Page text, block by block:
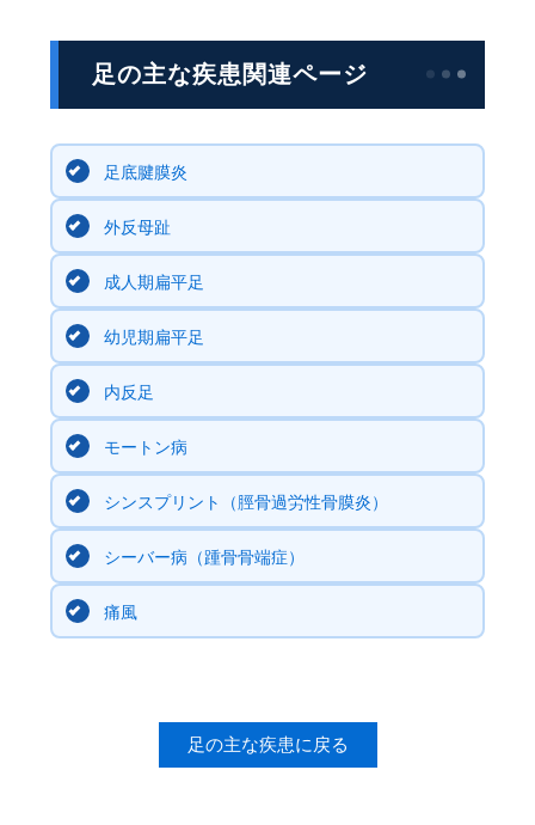
足の主な疾患関連ページ
足底腱膜炎
外反母趾
成人期扁平足
幼児期扁平足
内反足
モートン病
シンスプリント（脛骨過労性骨膜炎）
シーバー病（踵骨骨端症）
痛風
足の主な疾患に戻る